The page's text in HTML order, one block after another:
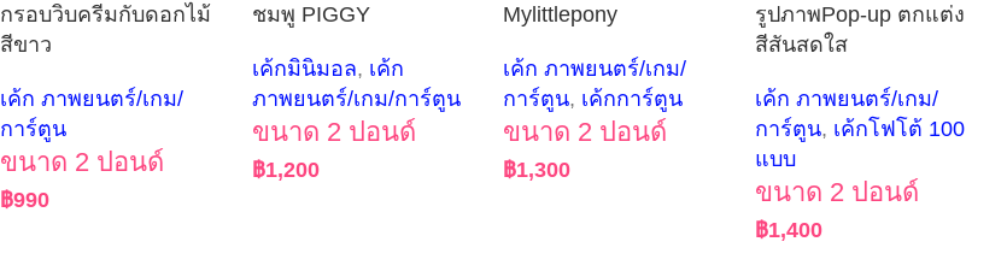
กรอบวิบครีมกับดอกไม้
สีขาว
เค้ก ภาพยนตร์/เกม/
การ์ตูน
ขนาด 2 ปอนด์
฿990
ชมพู PIGGY
เค้กมินิมอล, เค้ก
ภาพยนตร์/เกม/การ์ตูน
ขนาด 2 ปอนด์
฿1,200
Mylittlepony
เค้ก ภาพยนตร์/เกม/
การ์ตูน, เค้กการ์ตูน
ขนาด 2 ปอนด์
฿1,300
รูปภาพPop-up ตกแต่ง
สีสันสดใส
เค้ก ภาพยนตร์/เกม/
การ์ตูน, เค้กโฟโต้ 100
แบบ
ขนาด 2 ปอนด์
฿1,400